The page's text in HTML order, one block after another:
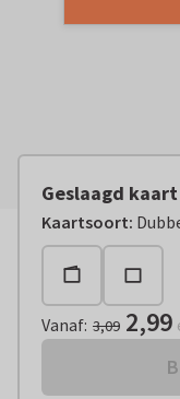
Geslaagd
Kaartsoort:
Vanaf:€ 2,99 excl.
Vanaf: 3,09 2,99